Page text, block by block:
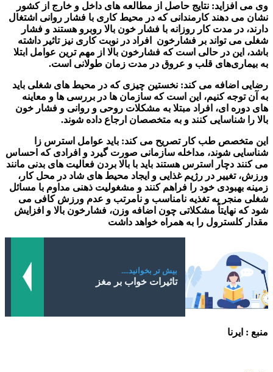
وی می افزاید: نتایج حاصل از مطالعه های داخل و خارج از کشور
نشان می دهند کارمندانی که در محیط کاری با فشار روانی اشتغال
دارند، در مدت کار روزانه با فشار خون بالا روبرو هستند و فشار
شغلی می تواند بر فشارخون افراد در نوبت کاری نیز تاثیر داشته
باشد، این در حالی است که فشارخون بالا از مهم ترین عوامل ابتلا
به بیماری‌های قلب و عروق در مدت زمان‌ طولانی است.
رضایی اضافه می کند: نخستین چیزی که در محیط های شغلی باید
به آن توجه کنیم، این است که سازمان ها در بررسی ها و معاینه
های دوره ای، افراد مبتلا به مشکلات روحی و روانی و فشار خون
بالا را شناسایی کنند و به متخصصان ارجاع داده شوند.
این متخصص طب کار تصریح می کند: باید عوامل استرس زا
شناسایی شوند، مداخله سازمانی صورت گیرد و افرادی که احساس
می کنند دچار استرس هستند باید با بالا بردن فعالیت های بدنی مانند
ورزش، تغییر در رژیم غذایی و ایجاد محیط های شاد در محل کار،
زمینه بهبودی خود را فراهم کنند و مشغولیت ذهنی مداوم با مسائل
شغلی منجر به تغذیه نامناسب و نامرتب و عدم ورزش کافی می
شود که نهایتاً مشکلاتی چون اضافه وزن، فشارخون بالا و افزایش
مقدار کلسترول را به همراه خواهد داشت
بیش تر بخوانید....
تاثیرات خواب بر مغز
منبع : ایرنا